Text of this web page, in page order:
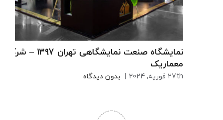
نمایشگاه صنعت نمایشگاهی تهران 1397 – شرکت
معماریک
27th فوریه, 2024 | بدون دیدگاه